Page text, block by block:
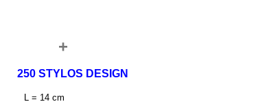
+
250 STYLOS DESIGN
L = 14 cm